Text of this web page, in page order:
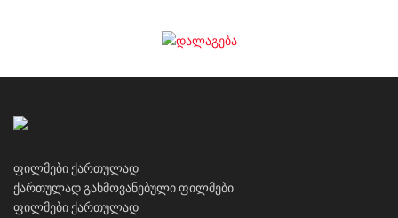
ფილმები ქართულად
ქართულად გახმოვანებული ფილმები
ფილმები ქართულად